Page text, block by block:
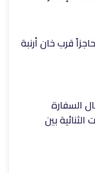
قرب خان أرنبة
السفارة
بين